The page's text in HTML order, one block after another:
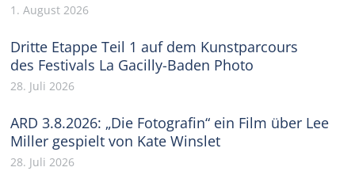
1. August 2026
Dritte Etappe Teil 1 auf dem Kunstparcours
des Festivals La Gacilly-Baden Photo
28. Juli 2026
ARD 3.8.2026: „Die Fotografin“ ein Film über Lee
Miller gespielt von Kate Winslet
28. Juli 2026